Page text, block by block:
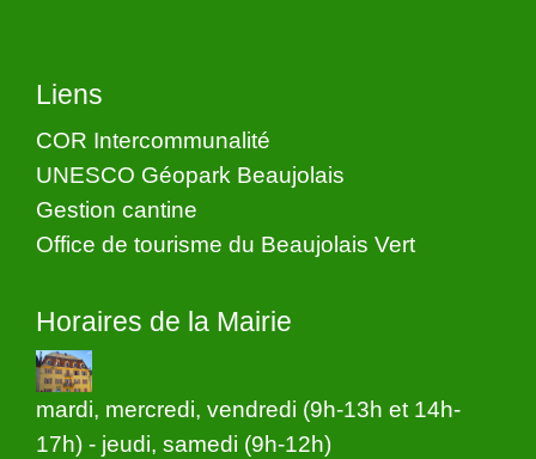
Liens
COR Intercommunalité
UNESCO Géopark Beaujolais
Gestion cantine
Office de tourisme du Beaujolais Vert
Horaires de la Mairie
mardi, mercredi, vendredi (9h-13h et 14h-
17h) - jeudi, samedi (9h-12h)